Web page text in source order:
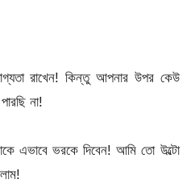
রাখেন! কিন্তু আপনার উপর কেউ
না!
এভাবে ভরকে দিবেন! আমি তো উল্টো